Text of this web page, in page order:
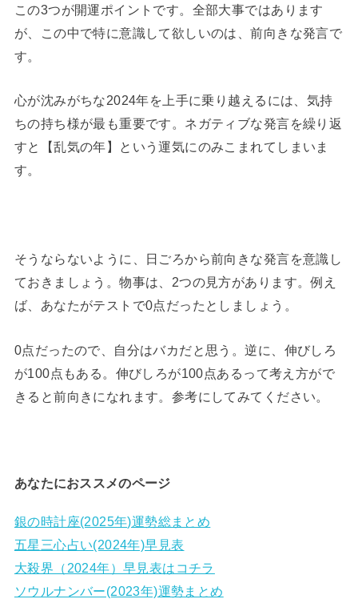
この3つが開運ポイントです。全部大事ではあります
が、この中で特に意識して欲しいのは、前向きな発言で
す。
心が沈みがちな2024年を上手に乗り越えるには、気持
ちの持ち様が最も重要です。ネガティブな発言を繰り返
すと【乱気の年】という運気にのみこまれてしまいま
す。
そうならないように、日ごろから前向きな発言を意識し
ておきましょう。物事は、2つの見方があります。例え
ば、あなたがテストで0点だったとしましょう。
0点だったので、自分はバカだと思う。逆に、伸びしろ
が100点もある。伸びしろが100点あるって考え方がで
きると前向きになれます。参考にしてみてください。
あなたにおススメのページ
銀の時計座(2025年)運勢総まとめ
五星三心占い(2024年)早見表
大殺界（2024年）早見表はコチラ
ソウルナンバー(2023年)運勢まとめ